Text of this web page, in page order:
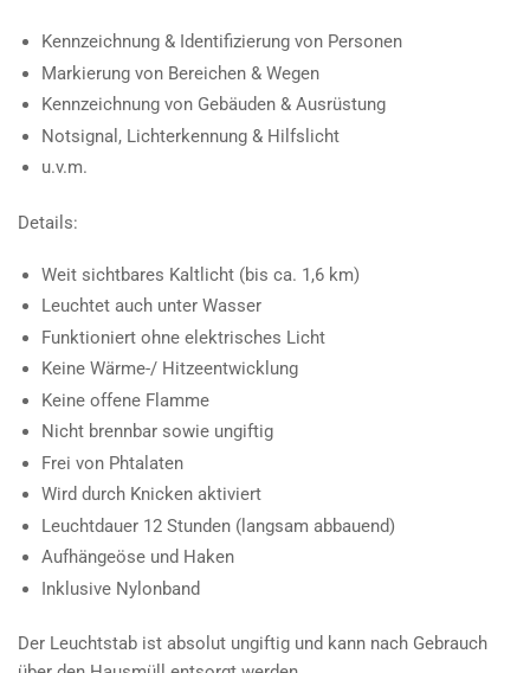
Kennzeichnung & Identifizierung von Personen
Markierung von Bereichen & Wegen
Kennzeichnung von Gebäuden & Ausrüstung
Notsignal, Lichterkennung & Hilfslicht
u.v.m.
Details:
Weit sichtbares Kaltlicht (bis ca. 1,6 km)
Leuchtet auch unter Wasser
Funktioniert ohne elektrisches Licht
Keine Wärme-/ Hitzeentwicklung
Keine offene Flamme
Nicht brennbar sowie ungiftig
Frei von Phtalaten
Wird durch Knicken aktiviert
Leuchtdauer 12 Stunden (langsam abbauend)
Aufhängeöse und Haken
Inklusive Nylonband
Der Leuchtstab ist absolut ungiftig und kann nach Gebrauch